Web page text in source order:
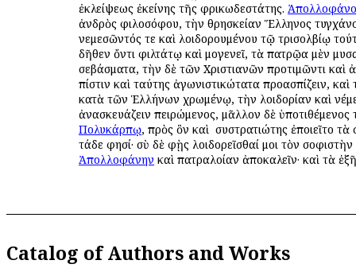
ἐκλείψεως ἐκείνης τῆς φρικωδεστάτης.
ἀνδρὸς φιλοσόφου, τὴν θρησκείαν Ἕλληνος
νεμεσῶντός τε καὶ λοιδορουμένου τῷ τρισολβίῳ
δῆθεν ὄντι φιλτάτῳ καὶ ὁμογενεῖ, τὰ πατρῷα μὲν
σεβάσματα, τὴν δὲ τῶν Χριστιανῶν προτιμῶντι καὶ
πίστιν καὶ ταύτης ἀγωνιστικώτατα προασπίζειν,
κατὰ τῶν Ἑλλήνων χρωμένῳ, τὴν λοιδορίαν καὶ
ἀνασκευάζειν πειρώμενος, μᾶλλον δὲ ὑποτιθέμενος
Πολυκάρπῳ, πρὸς ὃν καὶ ὁ συστρατιώτης ἐποιεῖτο
τάδε φησί· σὺ δὲ φῂς λοιδορεῖσθαί μοι τὸν σοφιστὴν
Ἀπολλοφάνην καὶ πατραλοίαν ἀποκαλεῖν· καὶ τὰ
Catalog of Authors and Works